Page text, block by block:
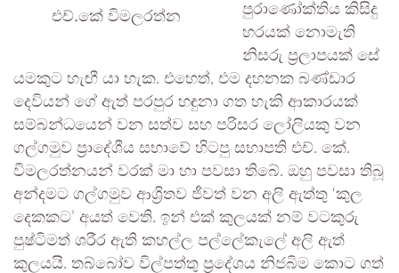
එච්.කේ විමලරත්න
පුරාණෝක්තිය කිසිදු
හරයක් නොමැති
නිසරු ප්‍රලාපයක් සේ
යමකුට හැඟී යා හැක. එහෙත්, එම දහනක බණ්ඩාර
දෙවියන් ගේ ඇත් පරපුර හඳුනා ගත හැකි ආකාරයක්
සම්බන්ධයෙන් වන සත්ව සහ පරිසර ලෝලියකු වන
ගල්ගමුව ප්‍රාදේශීය සභාවේ හිටපු සභාපති එච්. කේ.
විමලරත්නයන් වරක් මා හා පවසා තිබේ. ඔහු පවසා තිබූ
අන්දමට ගල්ගමුව ආශ්‍රිතව ජීවත් වන අලි ඇත්තු ‘කුල
දෙකකට’ අයත් වෙති. ඉන් එක් කුලයක් නම් වටකුරු
පුෂ්ටිමත් ශරීර ඇති කහල්ල පල්ලේකැලේ අලි ඇත්
කුලයයි. තබ්බෝව විල්පත්තු ප්‍රදේශය නිජබිම කොට ගත්